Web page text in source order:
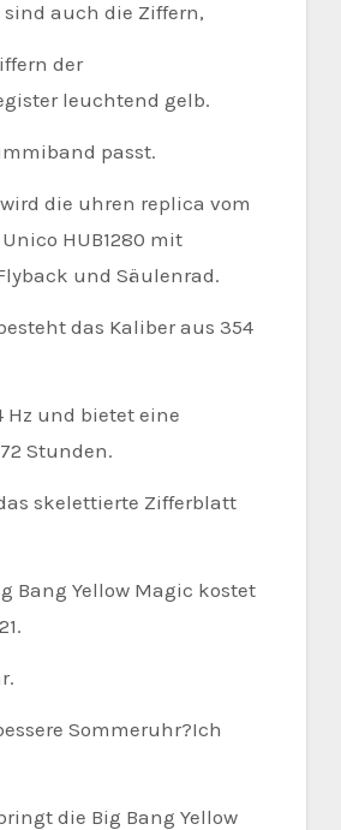
auch die Ziffern,
der
leuchtend gelb.
passt.
die uhren replica vom
HUB1280 mit
und Säulenrad.
das Kaliber aus 354
und bietet eine
Stunden.
skelettierte Zifferblatt
Yellow Magic kostet
Sommeruhr?Ich
die Big Bang Yellow